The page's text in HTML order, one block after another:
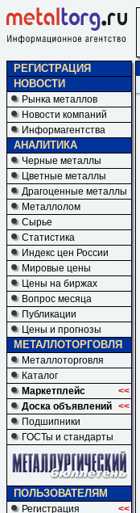
РЕГИСТРАЦИЯ
НОВОСТИ
Рынка металлов
Новости компаний
Информагентства
АНАЛИТИКА
Черные металлы
Цветные металлы
Драгоценные металлы
Металлолом
Сырье
Статистика
Индекс цен России
Мировые цены
Цены на биржах
Вопрос месяца
Публикации
Цены и прогнозы
МЕТАЛЛОТОРГОВЛЯ
Металлоторговля
Каталог
Маркетплейс
<<
Доска объявлений <<
Подшипники
ГОСТы и стандарты
ПОЛЬЗОВАТЕЛЯМ
Регистрация
<<